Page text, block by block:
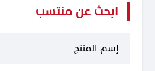
ابحث عن منتسب